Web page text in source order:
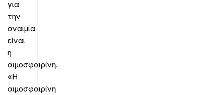
για
την
αναιμία
είναι
η
αιμοσφαιρίνη.
«Η
αιμοσφαιρίνη